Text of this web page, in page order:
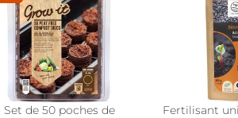
Set de 50 poches de
Fertilisant